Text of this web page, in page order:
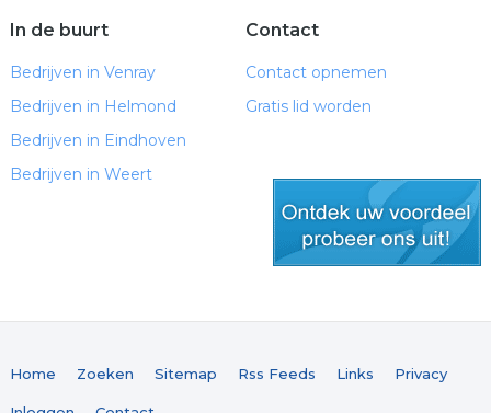
In de buurt
Bedrijven in Venray
Bedrijven in Helmond
Bedrijven in Eindhoven
Bedrijven in Weert
Contact
Contact opnemen
Gratis lid worden
Home Zoeken Sitemap Rss Feeds Links Privacy